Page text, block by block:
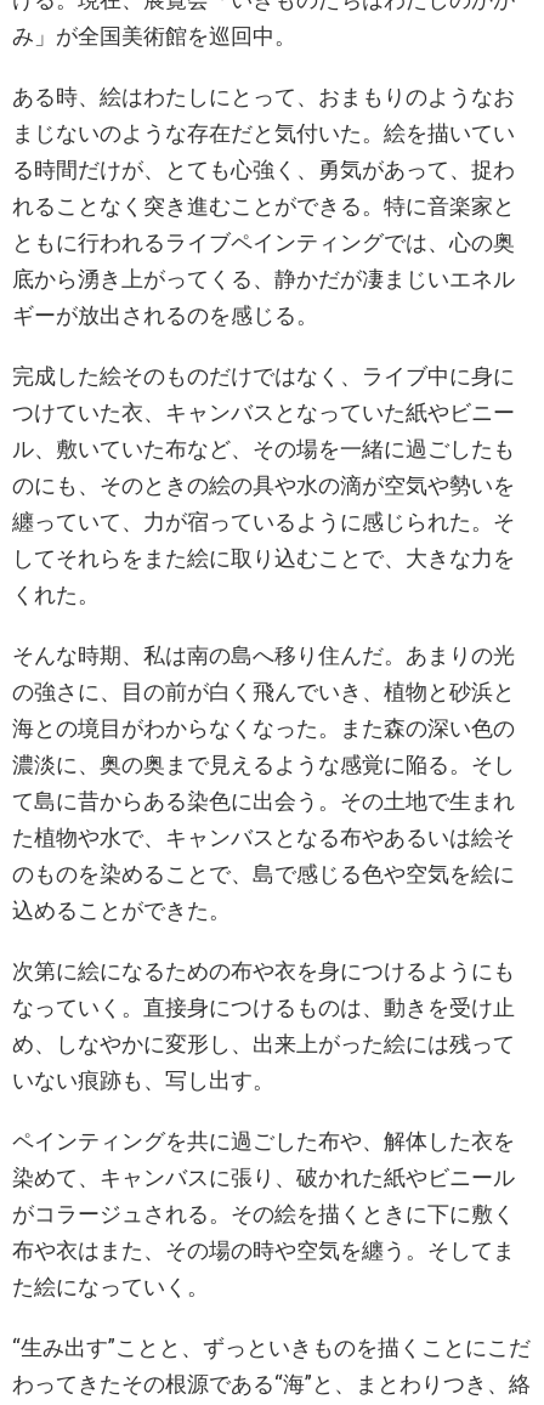
み」が全国美術館を巡回中。
ある時、絵はわたしにとって、おまもりのようなお
まじないのような存在だと気付いた。絵を描いてい
る時間だけが、とても心強く、勇気があって、捉わ
れることなく突き進むことができる。特に音楽家と
ともに行われるライブペインティングでは、心の奥
底から湧き上がってくる、静かだが凄まじいエネル
ギーが放出されるのを感じる。
完成した絵そのものだけではなく、ライブ中に身に
つけていた衣、キャンバスとなっていた紙やビニー
ル、敷いていた布など、その場を一緒に過ごしたも
のにも、そのときの絵の具や水の滴が空気や勢いを
纏っていて、力が宿っているように感じられた。そ
してそれらをまた絵に取り込むことで、大きな力を
くれた。
そんな時期、私は南の島へ移り住んだ。あまりの光
の強さに、目の前が白く飛んでいき、植物と砂浜と
海との境目がわからなくなった。また森の深い色の
濃淡に、奥の奥まで見えるような感覚に陥る。そし
て島に昔からある染色に出会う。その土地で生まれ
た植物や水で、キャンバスとなる布やあるいは絵そ
のものを染めることで、島で感じる色や空気を絵に
込めることができた。
次第に絵になるための布や衣を身につけるようにも
なっていく。直接身につけるものは、動きを受け止
め、しなやかに変形し、出来上がった絵には残って
いない痕跡も、写し出す。
ペインティングを共に過ごした布や、解体した衣を
染めて、キャンバスに張り、破かれた紙やビニール
がコラージュされる。その絵を描くときに下に敷く
布や衣はまた、その場の時や空気を纏う。そしてま
た絵になっていく。
“生み出す”ことと、ずっといきものを描くことにこだ
わってきたその根源である“海”と、まとわりつき、絡